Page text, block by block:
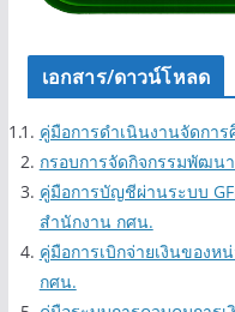
เอกสาร/ดาวน์โหลด
คู่มือการดำเนินงานจัดการ
กรอบการจัดกิจกรรมพัฒน
คู่มือการบัญชีผ่านระบบ
สำนักงาน กศน.
คู่มือการเบิกจ่ายเงินของ
กศน.